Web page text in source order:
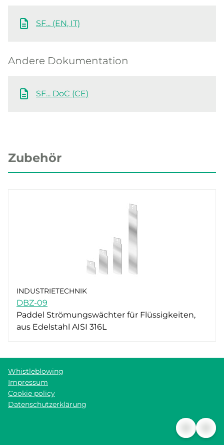
SF... (EN, IT)
Andere Dokumentation
SF... DoC (CE)
Zubehör
INDUSTRIETECHNIK
DBZ-09
Paddel Strömungswächter für Flüssigkeiten,
aus Edelstahl AISI 316L
Whistleblowing
Impressum
Cookie policy
Datenschutzerklärung